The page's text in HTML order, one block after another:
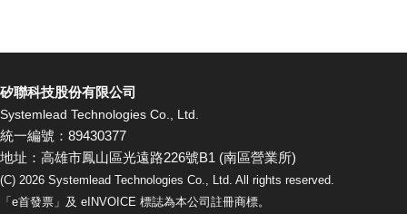
矽聯科技股份有限公司
Systemlead Technologies Co., Ltd.
統一編號：89430377
地址：高雄市鳳山區光遠路226號B1 (南區營業所)
(C) 2026 Systemlead Technologies Co., Ltd. All rights reserved.
「e首發票」及 eINVOICE 標誌為本公司註冊商標。